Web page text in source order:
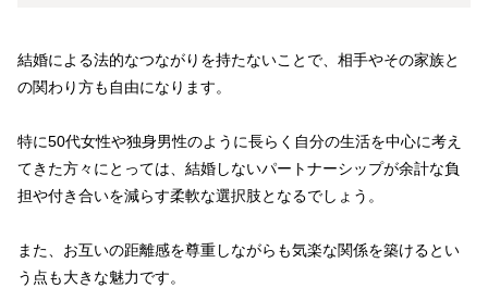
結婚による法的なつながりを持たないことで、相手やその家族と
の関わり方も自由になります。
特に50代女性や独身男性のように長らく自分の生活を中心に考え
てきた方々にとっては、結婚しないパートナーシップが余計な負
担や付き合いを減らす柔軟な選択肢となるでしょう。
また、お互いの距離感を尊重しながらも気楽な関係を築けるとい
う点も大きな魅力です。